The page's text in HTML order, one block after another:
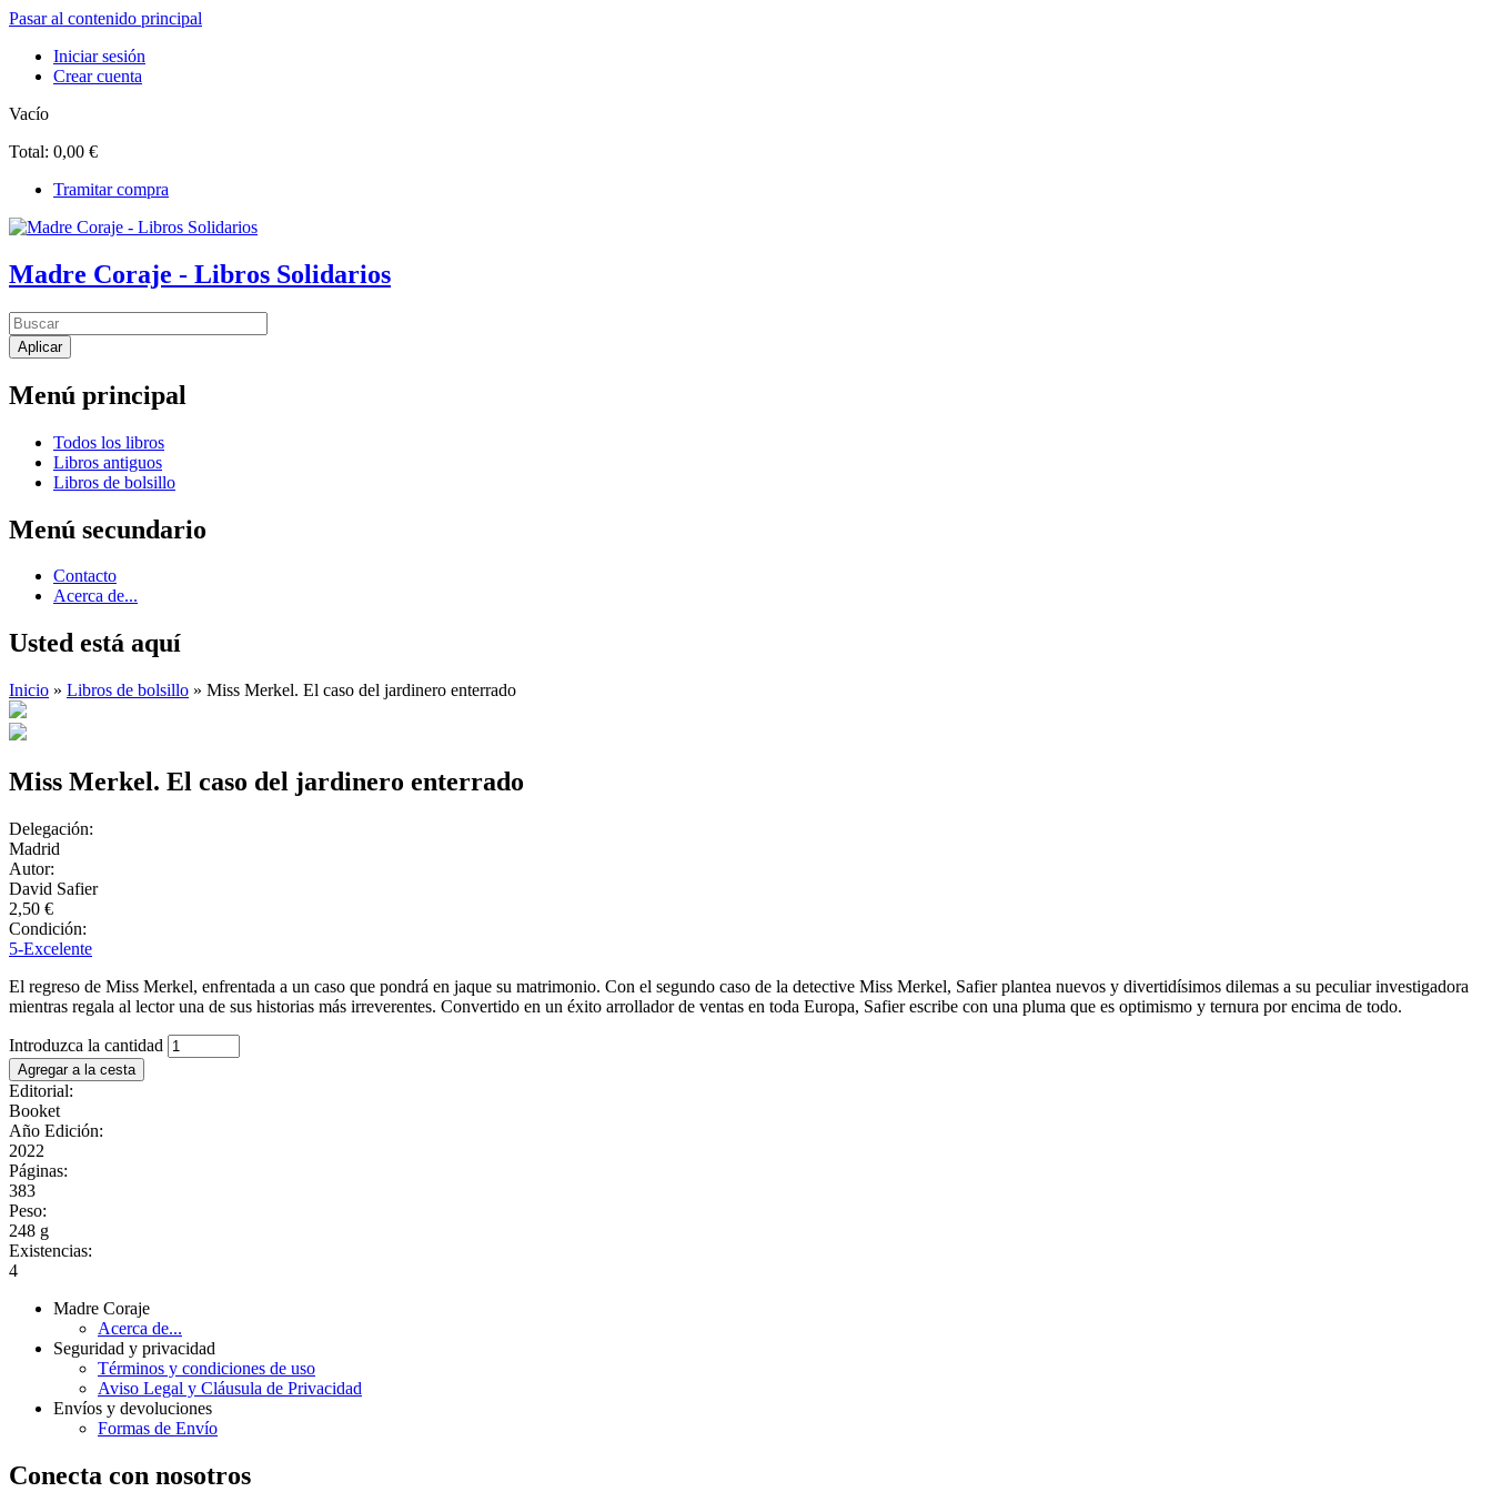
Pasar al contenido principal
Iniciar sesión
Crear cuenta
Vacío
Total: 0,00 €
Tramitar compra
Madre Coraje - Libros Solidarios
Menú principal
Todos los libros
Libros antiguos
Libros de bolsillo
Menú secundario
Contacto
Acerca de...
Usted está aquí
Inicio » Libros de bolsillo » Miss Merkel. El caso del jardinero enterrado
Miss Merkel. El caso del jardinero enterrado
Delegación:
Madrid
Autor:
David Safier
2,50 €
Condición:
5-Excelente
El regreso de Miss Merkel, enfrentada a un caso que pondrá en jaque su matrimonio. Con el segundo caso de la detective Miss Merkel, Safier plantea nuevos y divertidísimos dilemas a su peculiar investigadora
mientras regala al lector una de sus historias más irreverentes. Convertido en un éxito arrollador de ventas en toda Europa, Safier escribe con una pluma que es optimismo y ternura por encima de todo.
Introduzca la cantidad
Editorial:
Booket
Año Edición:
2022
Páginas:
383
Peso:
248 g
Existencias:
4
Madre Coraje
Acerca de...
Seguridad y privacidad
Términos y condiciones de uso
Aviso Legal y Cláusula de Privacidad
Envíos y devoluciones
Formas de Envío
Conecta con nosotros